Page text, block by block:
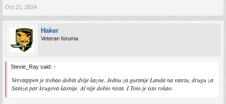
Oct 21, 2024
Haker
Veteran foruma
Stevie_Ray said: ↑
Verstappen je trebao dobiti dvije kazne. Jednu za guranje Landa na startu, drugu za
Sainza par krugova kasnije. Al nije dobio nista. I Toto je isto rekao.